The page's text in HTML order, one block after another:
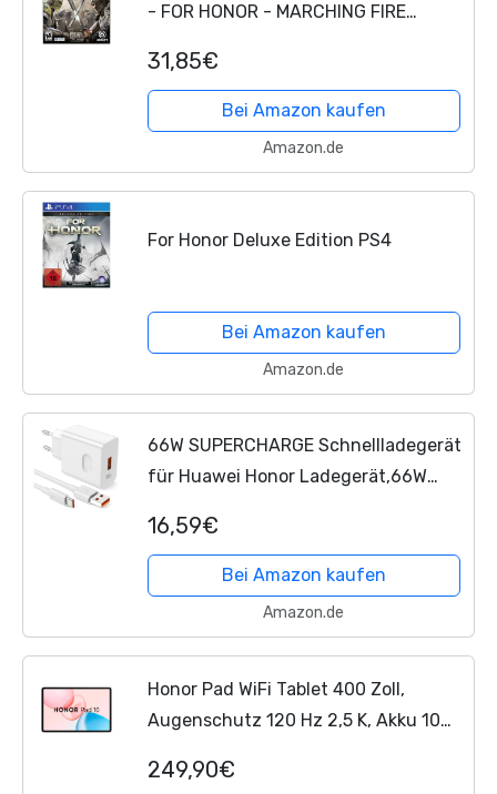
- FOR HONOR - MARCHING FIRE
31,85€
Bei Amazon kaufen
Amazon.de
For Honor Deluxe Edition PS4
Bei Amazon kaufen
Amazon.de
66W SUPERCHARGE Schnellladegerät
für Huawei Honor Ladegerät,66W
C Ladekabel Adapter für HONOR 400
90 Lite 200Lite für HONOR...
16,59€
Bei Amazon kaufen
Amazon.de
Honor Pad WiFi Tablet 400 Zoll,
Augenschutz 120 Hz 2,5 K, Akku 10
Chipsatz, Android 15
249,90€